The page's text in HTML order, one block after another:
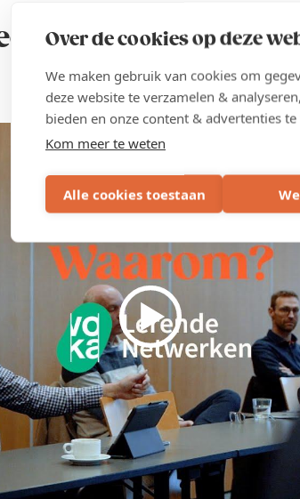
Over de cookies op deze
We maken gebruik van cookies om
deze website te verzamelen &
bieden en onze content & advertenties
Kom meer te weten
Alle cookies toestaan
van